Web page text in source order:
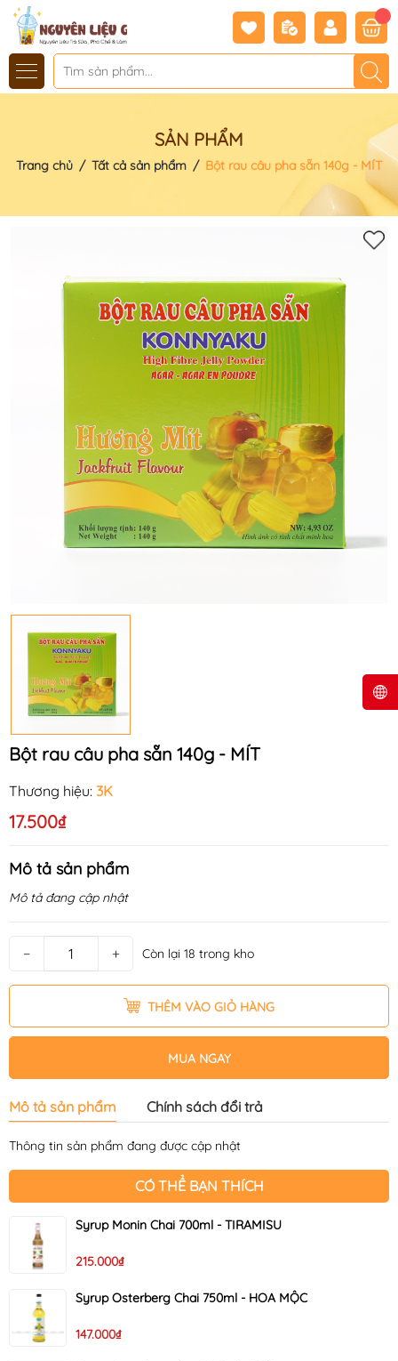
SẢN PHẨM
Trang chủ / Tất cả sản phẩm / Bột rau câu pha sẵn 140g - MÍT
Bột rau câu pha sẵn 140g - MÍT
Thương hiệu: 3K
17.500₫
Mô tả sản phẩm
Mô tả đang cập nhật
− + Còn lại 18 trong kho
THÊM VÀO GIỎ HÀNG
MUA NGAY
Mô tả sản phẩm Chính sách đổi trả
Thông tin sản phẩm đang được cập nhật
CÓ THỂ BẠN THÍCH
Syrup Monin Chai 700ml - TIRAMISU
215.000₫
Syrup Osterberg Chai 750ml - HOA MỘC
147.000₫